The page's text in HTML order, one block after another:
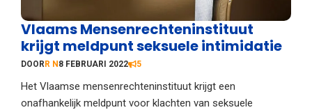
Vlaams Mensenrechteninstituut
krijgt meldpunt seksuele intimidatie
DOORR N8 FEBRUARI 2022 5
Het Vlaamse mensenrechteninstituut krijgt een
onafhankelijk meldpunt voor klachten van seksuele